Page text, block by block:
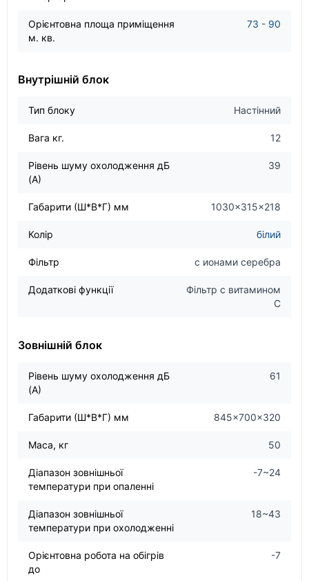
Орієнтовна площа приміщення
м. кв.
73 - 90
Внутрішній блок
Тип блоку Настінний
Вага кг. 12
Рівень шуму охолодження дБ
(А)
39
Габарити (Ш*В*Г) мм 1030×315×218
Колір білий
Фільтр с ионами серебра
Додаткові функції
Фільтр с витамином
С
Зовнішній блок
Рівень шуму охолодження дБ
(А)
61
Габарити (Ш*В*Г) мм 845×700×320
Маса, кг 50
Діапазон зовнішньої
температури при опаленні
-7~24
Діапазон зовнішньої
температури при охолодженні
18~43
Орієнтовна робота на обігрів
до
-7